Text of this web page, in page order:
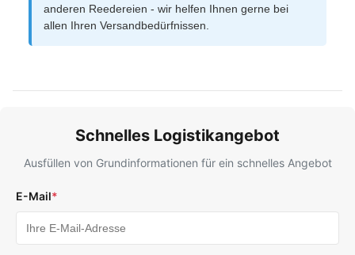
anderen Reedereien - wir helfen Ihnen gerne bei
allen Ihren Versandbedürfnissen.
Schnelles Logistikangebot
Ausfüllen von Grundinformationen für ein schnelles Angebot
E-Mail*